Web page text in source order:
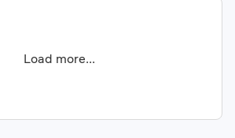
Load more...